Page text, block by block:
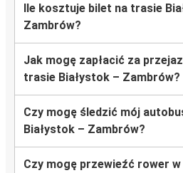
Ile kosztuje bilet na trasie
Zambrów?
Jak mogę zapłacić za
trasie Białystok – Zambrów?
Czy mogę śledzić mój
Białystok – Zambrów?
Czy mogę przewieźć rower